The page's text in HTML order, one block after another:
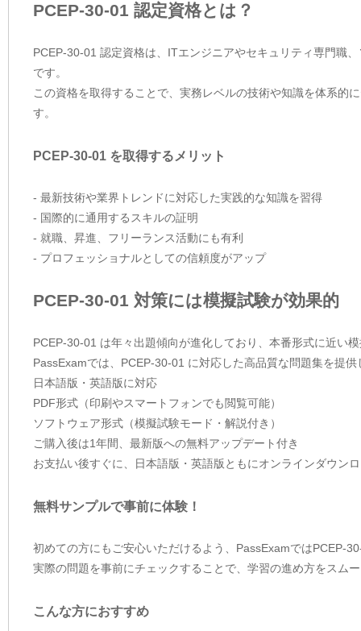
PCEP-30-01 認定資格とは？
PCEP-30-01 認定資格は、ITエンジニアやセキュリティ専門職
です。
この資格を取得することで、実務レベルの技術や知識を体系的
す。
PCEP-30-01 を取得するメリット
- 最新技術や業界トレンドに対応した実践的な知識を習得
- 国際的に通用するスキルの証明
- 就職、昇進、フリーランス活動にも有利
- プロフェッショナルとしての信頼度がアップ
PCEP-30-01 対策には模擬試験が効果的
PCEP-30-01 は年々出題傾向が進化しており、本番形式に近い
PassExamでは、PCEP-30-01 に対応した高品質な問題集を提
日本語版・英語版に対応
PDF形式（印刷やスマートフォンでも閲覧可能）
ソフトウェア形式（模擬試験モード・解説付き）
ご購入後は1年間、最新版への無料アップデート付き
お支払い後すぐに、日本語版・英語版ともにオンラインダウン
無料サンプルで事前に体験！
初めての方にもご安心いただけるよう、PassExamではPCEP-
実際の問題を事前にチェックすることで、学習の進め方をスム
こんな方におすすめ